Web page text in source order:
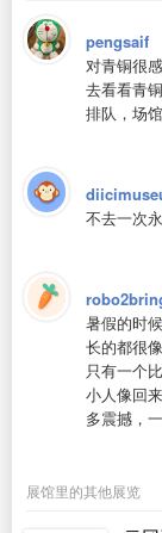
pengsaif
对青铜很
去看看青
排队，场
不去一次
暑假的时
长的都很
只有一个
小人像回
多震撼，
展馆里的其他展览